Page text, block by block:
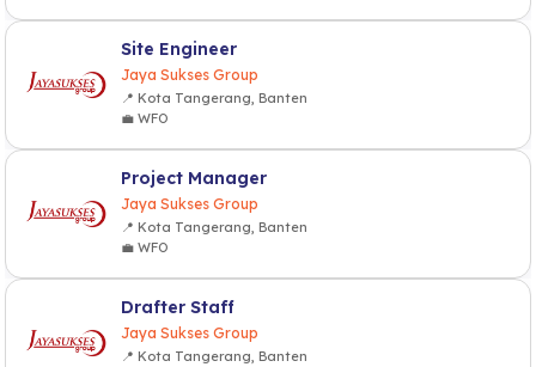
Site Engineer
Jaya Sukses Group
📍 Kota Tangerang, Banten
💼 WFO
Project Manager
Jaya Sukses Group
📍 Kota Tangerang, Banten
💼 WFO
Drafter Staff
Jaya Sukses Group
📍 Kota Tangerang, Banten